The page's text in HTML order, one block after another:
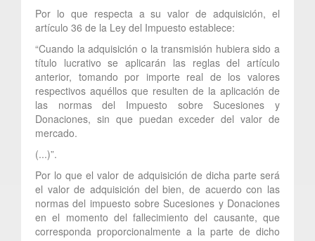
Por lo que respecta a su valor de adquisición, el
artículo 36 de la Ley del Impuesto establece:
“Cuando la adquisición o la transmisión hubiera sido a
título lucrativo se aplicarán las reglas del artículo
anterior, tomando por importe real de los valores
respectivos aquéllos que resulten de la aplicación de
las normas del Impuesto sobre Sucesiones y
Donaciones, sin que puedan exceder del valor de
mercado.
(...)”.
Por lo que el valor de adquisición de dicha parte será
el valor de adquisición del bien, de acuerdo con las
normas del impuesto sobre Sucesiones y Donaciones
en el momento del fallecimiento del causante, que
corresponda proporcionalmente a la parte de dicho